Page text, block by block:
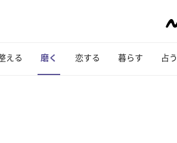
える 磨く 恋する 暮らす 占う